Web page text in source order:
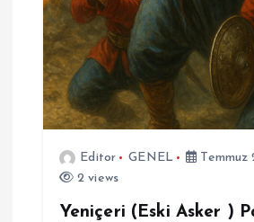
Editor GENEL
Temmuz
2 views
Yeniçeri (Eski Asker )